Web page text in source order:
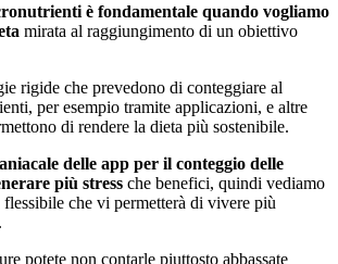
è fondamentale quando vogliamo
mirata al raggiungimento di un obiettivo
rigide che prevedono di conteggiare al
per esempio tramite applicazioni, e altre
di rendere la dieta più sostenibile.
delle app per il conteggio delle
più stress che benefici, quindi vediamo
che vi permetterà di vivere più
potete non contarle piuttosto abbassate